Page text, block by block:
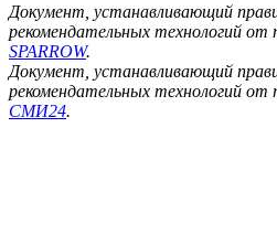
Документ, устанавливающий
рекомендательных технологий
SPARROW.
Документ, устанавливающий
рекомендательных технологий
СМИ24.